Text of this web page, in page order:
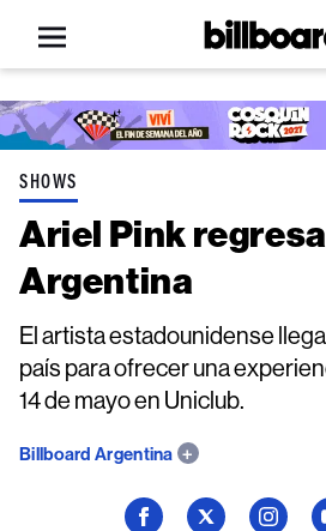
Open
menu
Billboard
SHOWS
Ariel Pink
Argentina
El artista estadounidense
país para ofrecer una
14 de mayo en Uniclub.
Billboard Argentina
Seguí
Seguí
Seguí